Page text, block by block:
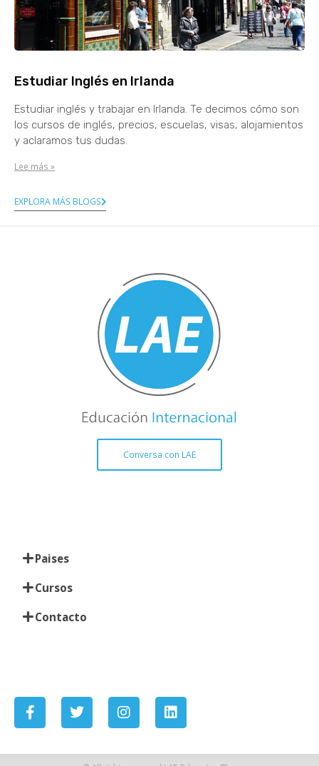
Estudiar Inglés en Irlanda
Estudiar inglés y trabajar en Irlanda. Te decimos cómo son
los cursos de inglés, precios, escuelas, visas, alojamientos
y aclaramos tus dudas.
Lee más »
EXPLORA MÁS BLOGS
Conversa con LAE
Paises
Cursos
Contacto